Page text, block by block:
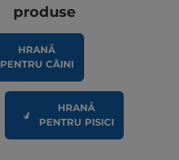
produse
HRANĂ
PENTRU CÂINI
HRANĂ
PENTRU PISICI